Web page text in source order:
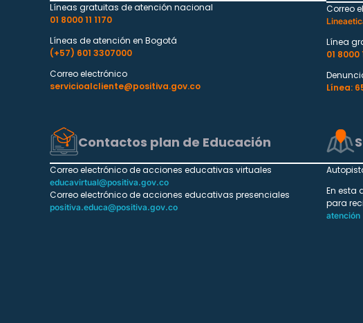
Líneas gratuitas de atención nacional
01 8000 11 1170
Líneas de atención en Bogotá
(+57) 601 3307000
Correo electrónico
servicioalcliente@positiva.gov.co
Correo
Línea
01 8000
Línea:
Contactos plan de Educación
Correo electrónico de acciones educativas virtuales
educavirtual@positiva.gov.co
Correo electrónico de acciones educativas presenciales
positiva.educa@positiva.gov.co
En esta
para
atención